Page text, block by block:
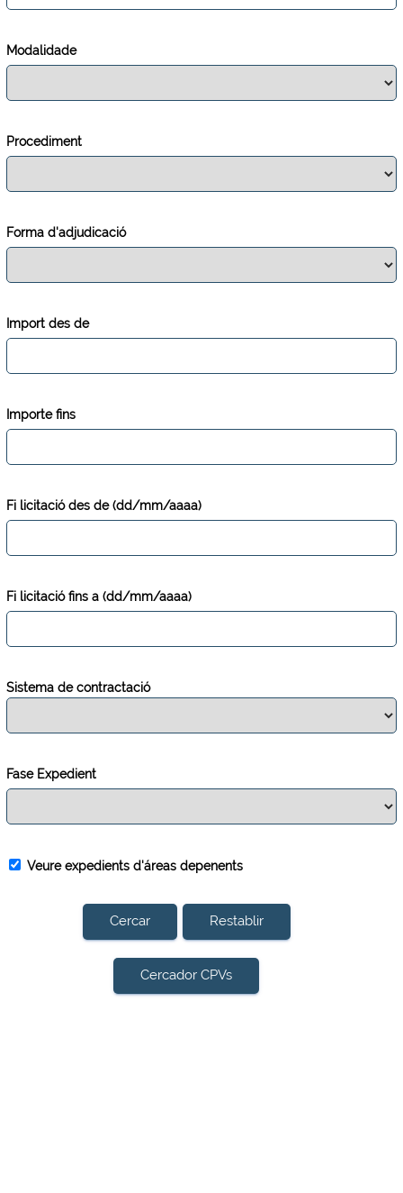
Modalidade
Procediment
Forma d'adjudicació
Import des de
Importe fins
Fi licitació des de (dd/mm/aaaa)
Fi licitació fins a (dd/mm/aaaa)
Sistema de contractació
Fase Expedient
Veure expedients d'áreas depenents